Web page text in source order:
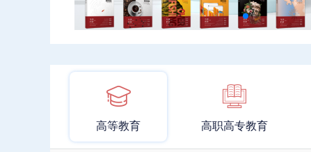
高等教育 高职高专教育